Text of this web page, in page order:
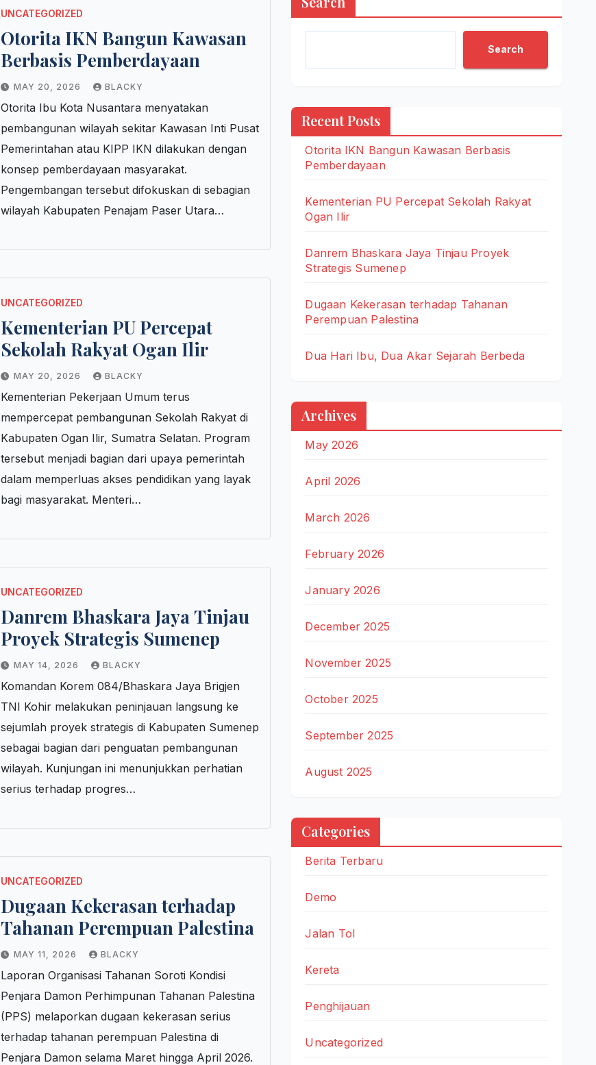
UNCATEGORIZED
Otorita IKN Bangun Kawasan
Berbasis Pemberdayaan
MAY 20, 2026 BLACKY
Otorita Ibu Kota Nusantara menyatakan
pembangunan wilayah sekitar Kawasan Inti Pusat
Pemerintahan atau KIPP IKN dilakukan dengan
konsep pemberdayaan masyarakat.
Pengembangan tersebut difokuskan di sebagian
wilayah Kabupaten Penajam Paser Utara…
UNCATEGORIZED
Kementerian PU Percepat
Sekolah Rakyat Ogan Ilir
MAY 20, 2026 BLACKY
Kementerian Pekerjaan Umum terus
mempercepat pembangunan Sekolah Rakyat di
Kabupaten Ogan Ilir, Sumatra Selatan. Program
tersebut menjadi bagian dari upaya pemerintah
dalam memperluas akses pendidikan yang layak
bagi masyarakat. Menteri…
UNCATEGORIZED
Danrem Bhaskara Jaya Tinjau
Proyek Strategis Sumenep
MAY 14, 2026 BLACKY
Komandan Korem 084/Bhaskara Jaya Brigjen
TNI Kohir melakukan peninjauan langsung ke
sejumlah proyek strategis di Kabupaten Sumenep
sebagai bagian dari penguatan pembangunan
wilayah. Kunjungan ini menunjukkan perhatian
serius terhadap progres…
UNCATEGORIZED
Dugaan Kekerasan terhadap
Tahanan Perempuan Palestina
MAY 11, 2026 BLACKY
Laporan Organisasi Tahanan Soroti Kondisi
Penjara Damon Perhimpunan Tahanan Palestina
(PPS) melaporkan dugaan kekerasan serius
terhadap tahanan perempuan Palestina di
Penjara Damon selama Maret hingga April 2026.
Search
Recent Posts
Otorita IKN Bangun Kawasan Berbasis
Pemberdayaan
Kementerian PU Percepat Sekolah Rakyat
Ogan Ilir
Danrem Bhaskara Jaya Tinjau Proyek
Strategis Sumenep
Dugaan Kekerasan terhadap Tahanan
Perempuan Palestina
Dua Hari Ibu, Dua Akar Sejarah Berbeda
Archives
May 2026
April 2026
March 2026
February 2026
January 2026
December 2025
November 2025
October 2025
September 2025
August 2025
Categories
Berita Terbaru
Demo
Jalan Tol
Kereta
Penghijauan
Uncategorized